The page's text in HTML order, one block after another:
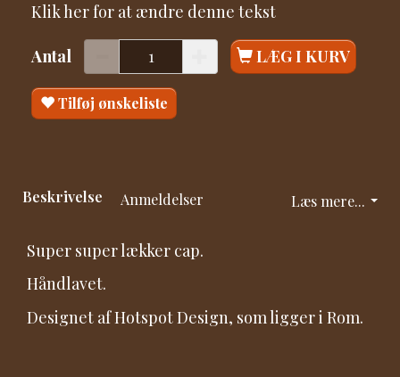
Klik her for at ændre denne tekst
Antal LÆG I KURV
Tilføj ønskeliste
Læs mere...
Beskrivelse Anmeldelser
Super super lækker cap.
Håndlavet.
Designet af Hotspot Design, som ligger i Rom.